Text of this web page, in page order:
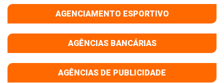
AGENCIAMENTO ESPORTIVO
AGÊNCIAS BANCÁRIAS
AGÊNCIAS DE PUBLICIDADE